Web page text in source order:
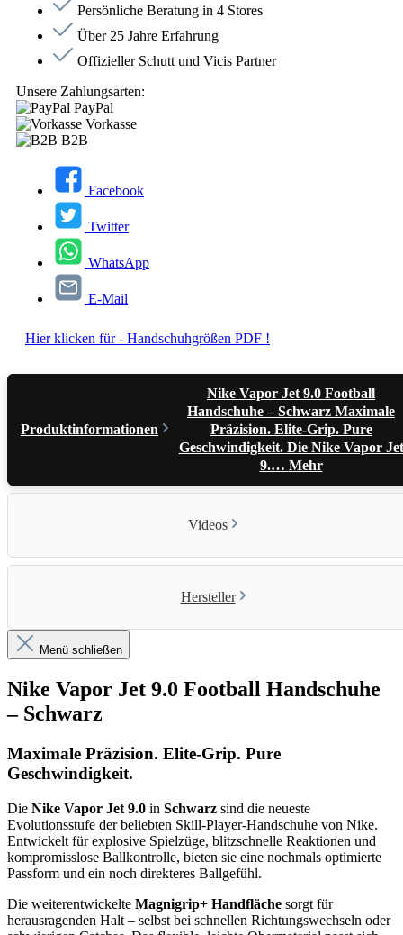
Persönliche Beratung in 4 Stores
Über 25 Jahre Erfahrung
Offizieller Schutt und Vicis Partner
Unsere Zahlungsarten:
PayPal
Vorkasse
B2B
Facebook
Twitter
WhatsApp
E-Mail
Hier klicken für - Handschuhgrößen PDF !
Produktinformationen
Nike Vapor Jet 9.0 Football
Handschuhe – Schwarz Maximale
Präzision. Elite-Grip. Pure
Geschwindigkeit. Die Nike Vapor Jet
9.… Mehr
Videos
Hersteller
Menü schließen
Nike Vapor Jet 9.0 Football Handschuhe
– Schwarz
Maximale Präzision. Elite-Grip. Pure
Geschwindigkeit.
Die Nike Vapor Jet 9.0 in Schwarz sind die neueste
Evolutionsstufe der beliebten Skill-Player-Handschuhe von Nike.
Entwickelt für explosive Spielzüge, blitzschnelle Reaktionen und
kompromisslose Ballkontrolle, bieten sie eine nochmals optimierte
Passform und ein noch direkteres Ballgefühl.
Die weiterentwickelte Magnigrip+ Handfläche sorgt für
herausragenden Halt – selbst bei schnellen Richtungswechseln oder